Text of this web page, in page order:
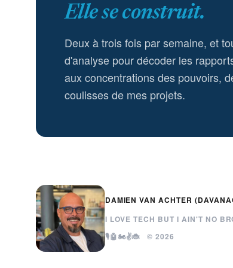
Elle se construit.
Deux à trois fois par semaine, et
d'analyse pour décoder les
aux concentrations des pouvoirs,
coulisses de mes projets.
DAMIEN VAN ACHTER
I LOVE TECH BUT I AIN'T NO
🎙️🤖🏍️✌️🐞 © 2026